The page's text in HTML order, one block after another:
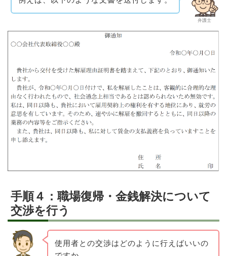
弁護士
手順４：職場復帰・金銭解決について
交渉を行う
使用者との交渉はどのように行えばいいの